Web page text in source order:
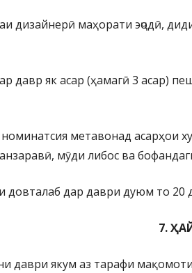
дизайнерӣ маҳорати эҷодӣ,
давр як асар (ҳамагӣ 3 асар)
метавонад асарҳои
мӯди либос ва
довталаб дар даври дуюм то
7.
даври якум аз тарафи